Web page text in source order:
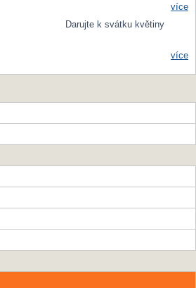
více
Darujte k svátku květiny
více